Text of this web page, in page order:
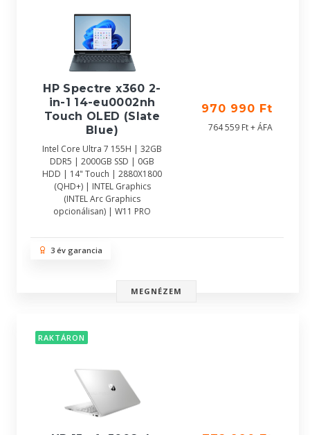
HP Spectre x360 2-
in-1 14-eu0002nh
Touch OLED (Slate
Blue)
Intel Core Ultra 7 155H | 32GB
DDR5 | 2000GB SSD | 0GB
HDD | 14" Touch | 2880X1800
(QHD+) | INTEL Graphics
(INTEL Arc Graphics
opcionálisan) | W11 PRO
970 990 Ft
764 559 Ft + ÁFA
3 év garancia
MEGNÉZEM
RAKTÁRON